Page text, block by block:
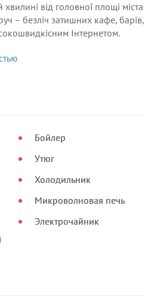
від головної площі міста
– безліч затишних кафе, барів,
Інтернетом.
Бойлер
Утюг
Холодильник
Микроволновая печь
Электрочайник